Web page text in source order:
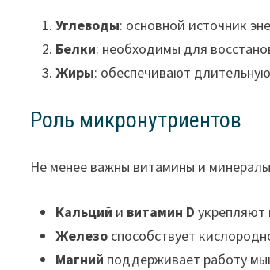
Углеводы: основной источник
Белки: необходимы для
Жиры: обеспечивают
Роль микронутриентов
Не менее важны витамины и
Кальций и витамин D укрепляют
Железо способствует
Магний поддерживает работу